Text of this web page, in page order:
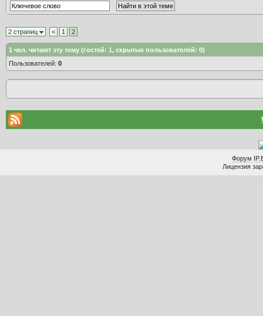
2 страниц < 1 2
1 чел. читают эту тему (гостей: 1, скрытых пользователей: 0)
Пользователей: 0
Форум
Лицензия